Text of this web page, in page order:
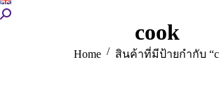
Search:
cook
You are here:
Home สินค้าที่มีป้ายกำกับ